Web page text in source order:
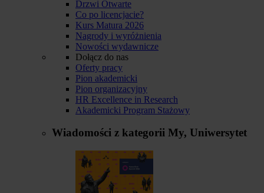
Drzwi Otwarte
Co po licencjacie?
Kurs Matura 2026
Nagrody i wyróżnienia
Nowości wydawnicze
Dołącz do nas
Oferty pracy
Pion akademicki
Pion organizacyjny
HR Excellence in Research
Akademicki Program Stażowy
Wiadomości z kategorii My, Uniwersytet